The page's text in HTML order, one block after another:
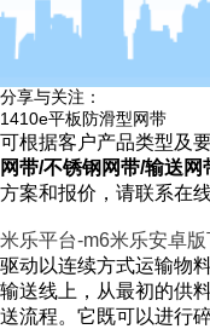
分享与关注：
1410e平板防滑型网带
可根据客户产品类型及
网带/不锈钢网带/输送网
方案和报价，请联系在
米乐平台-m6米乐安卓版
驱动以连续方式运输物
输送线上，从最初的供
送流程。它既可以进行